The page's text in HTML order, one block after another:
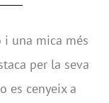
i una mica més
per la seva
es cenyeix a